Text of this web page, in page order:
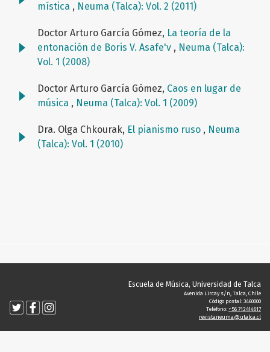
mística , Neuma (Talca): Vol. 2 (2011)
Doctor Arturo García Gómez, La teoría de la
entonación de Boris V. Asafe'v , Neuma (Talca):
Vol. 1 (2008)
Doctor Arturo García Gómez, Caos en lugar de
música , Neuma (Talca): Vol. 1 (2009)
Dra. Olga Chkourak, El pianismo ruso , Neuma
(Talca): Vol. 1 (2010)
Escuela de Música, Universidad de Talca
Avenida Lircay s/n, Talca, Chile
Código postal: 3460000
Teléfono: +56 712414617
revistaneuma@utalca.cl